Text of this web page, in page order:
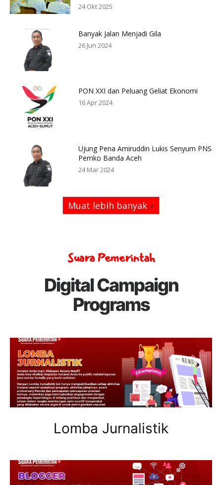
24 Okt 2025
Banyak Jalan Menjadi Gila
26 Jun 2024
PON XXI dan Peluang Geliat Ekonomi
16 Apr 2024
Ujung Pena Amiruddin Lukis Senyum PNS
Pemko Banda Aceh
24 Mar 2024
Muat lebih banyak
Suara Pemerintah
Digital Campaign
Programs
Lomba Jurnalistik